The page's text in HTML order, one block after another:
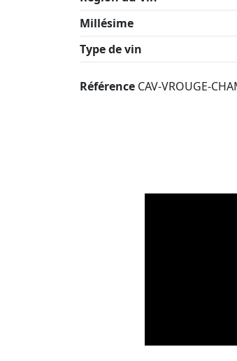
Millésime
Type de vin
Référence CAV-VROUGE-